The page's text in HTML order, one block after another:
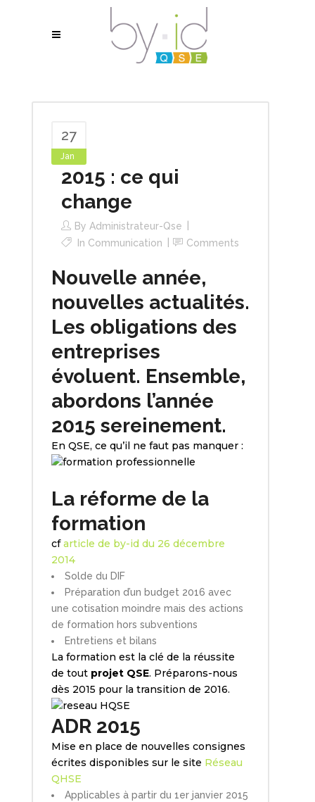
27
Jan
2015 : ce qui
change
By Administrateur-Qse
In Communication Comments
Nouvelle année,
nouvelles actualités.
Les obligations des
entreprises
évoluent. Ensemble,
abordons l’année
2015 sereinement.
En QSE, ce qu’il ne faut pas manquer :
La réforme de la
formation
cfarticle de by-id du 26 décembre
2014
Solde du DIF
Préparation d’un budget 2016 avec
une cotisation moindre mais des actions
de formation hors subventions
Entretiens et bilans
La formation est la clé de la réussite
de tout projet QSE. Préparons-nous
dès 2015 pour la transition de 2016.
ADR 2015
Mise en place de nouvelles consignes
écrites disponibles sur le site Réseau
QHSE
Applicables à partir du 1er janvier 2015